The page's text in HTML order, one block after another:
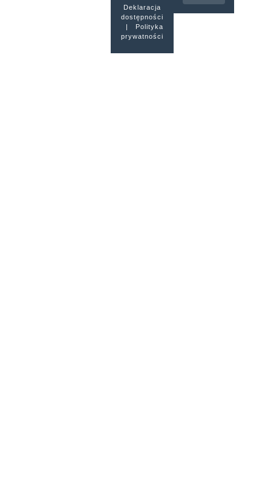
Deklaracja
dostępności
|
Polityka
prywatności